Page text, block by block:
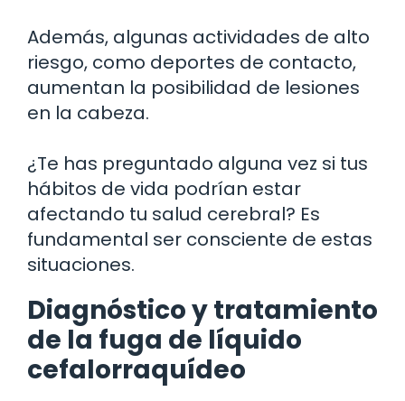
Además, algunas actividades de alto
riesgo, como deportes de contacto,
aumentan la posibilidad de lesiones
en la cabeza.
¿Te has preguntado alguna vez si tus
hábitos de vida podrían estar
afectando tu salud cerebral? Es
fundamental ser consciente de estas
situaciones.
Diagnóstico y tratamiento
de la fuga de líquido
cefalorraquídeo